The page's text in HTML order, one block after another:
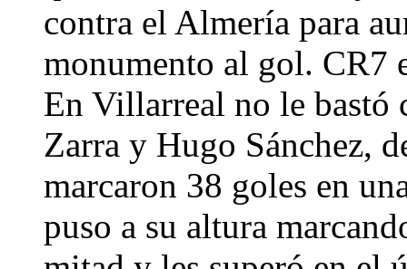
contra el Almería para
monumento al gol. CR7
En Villarreal no le bastó
Zarra y Hugo Sánchez,
marcaron 38 goles en
puso a su altura